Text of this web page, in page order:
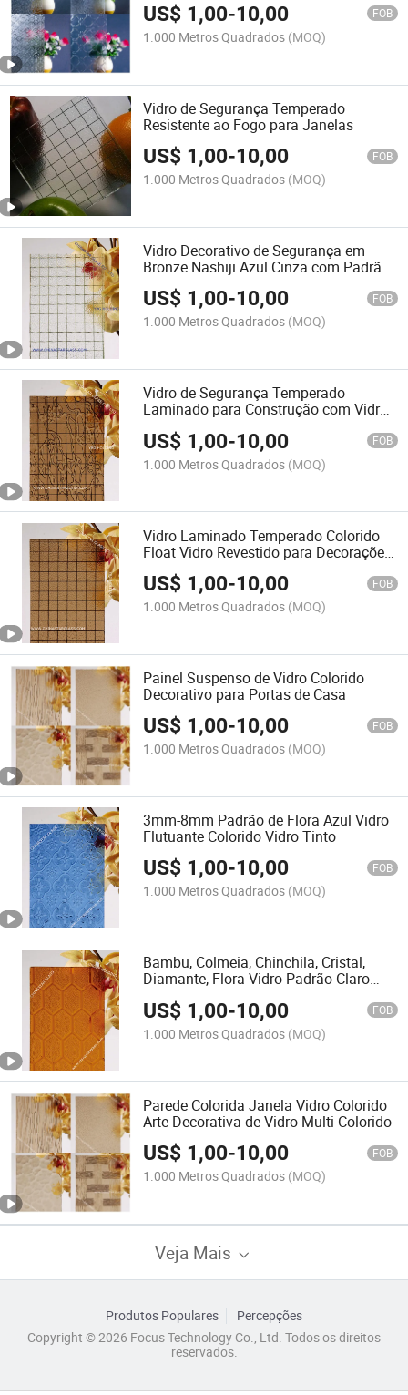
US$ 1,00-10,00 FOB
1.000 Metros Quadrados (MOQ)
Vidro de Segurança Temperado
Resistente ao Fogo para Janelas
US$ 1,00-10,00 FOB
1.000 Metros Quadrados (MOQ)
Vidro Decorativo de Segurança em
Bronze Nashiji Azul Cinza com Padrão
Claro
US$ 1,00-10,00 FOB
1.000 Metros Quadrados (MOQ)
Vidro de Segurança Temperado
Laminado para Construção com Vidro
US$ 1,00-10,00 FOB
1.000 Metros Quadrados (MOQ)
Vidro Laminado Temperado Colorido
Float Vidro Revestido para Decorações
Internas
US$ 1,00-10,00 FOB
1.000 Metros Quadrados (MOQ)
Painel Suspenso de Vidro Colorido
Decorativo para Portas de Casa
US$ 1,00-10,00 FOB
1.000 Metros Quadrados (MOQ)
3mm-8mm Padrão de Flora Azul Vidro
Flutuante Colorido Vidro Tinto
US$ 1,00-10,00 FOB
1.000 Metros Quadrados (MOQ)
Bambu, Colmeia, Chinchila, Cristal,
Diamante, Flora Vidro Padrão Claro
US$ 1,00-10,00 FOB
1.000 Metros Quadrados (MOQ)
Parede Colorida Janela Vidro Colorido
Arte Decorativa de Vidro Multi Colorido
US$ 1,00-10,00 FOB
1.000 Metros Quadrados (MOQ)
Veja Mais
Produtos Populares
Percepções
Copyright © 2026 Focus Technology Co., Ltd. Todos os direitos
reservados.